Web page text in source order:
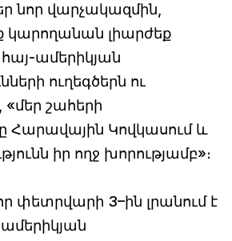
նոր վարչակազմին,
կարողանան լիարժեք
ամերիկյան
ուղեգծերն ու
«մեր շահերի
Հարավային Կովկասում և
իր ողջ խորությամբ»։
փետրվարի 3–ին լրանում է